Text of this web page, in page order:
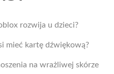
rozwija u dzieci?
mieć kartę dźwiękową?
na wrażliwej skórze